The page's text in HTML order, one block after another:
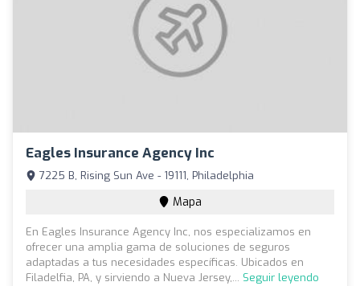
Eagles Insurance Agency Inc
7225 B, Rising Sun Ave - 19111, Philadelphia
Mapa
En Eagles Insurance Agency Inc, nos especializamos en
ofrecer una amplia gama de soluciones de seguros
adaptadas a tus necesidades específicas. Ubicados en
Filadelfia, PA, y sirviendo a Nueva Jersey,... Seguir leyendo